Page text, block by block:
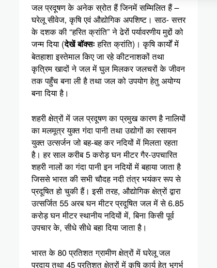
जल प्रदूषण के अनेक स्रोत हैं जिनमें सम्मिलित हैं –
घरेलू सीवेज, कृषि एवं औद्योगिक अपशिष्ट। साठ- सत्तर
के दशक की “हरित क्रांति” ने ढेरों पर्यावरणीय मुद्दों को
जन्म दिया (देखें बॉक्सःहरित क्रांति)। कृषि कार्यों में
बेतहाशा इस्तेमाल किए जा रहे कीटनाशकों तथा
कृत्रिम खादों ने जल में घुल मिलकर जलचरों के जीवन
तक पहुँच बना ली है तथा जल को उपयोग हेतु अयोग्य
बना दिया है।
शहरी क्षेत्रों में जल प्रदूषण का प्रमुख कारण है नालियों
का मलमूत्र युक्त गंदा पानी तथा उद्योगों का रसायन
युक्त उत्सर्जन जो बह-बह कर नदियों में मिलता रहता
है। हर साल करीब 5 करोड़ घन मीटर गैर-उपचारित
शहरी नालों का गंदा पानी इन नदियों में बहाया जाता है
जिससे भारत की सभी चौदह नदी तंत्र भयंकर रूप से
प्रदूषित हो चुकी हैं। इसी तरह, औद्योगिक क्षेत्रों द्वारा
उत्सर्जित 55 अरब घन मीटर प्रदूषित जल में से 6.85
करोड़ घन मीटर स्थानीय नदियों में, बिना किसी पूर्व
उपचार के, सीधे सीधे बहा दिया जाता है।
भारत के 80 प्रतिशत ग्रामीण क्षेत्रों में घरेलू जल
प्रदाय तथा 45 प्रतिशत क्षेत्रों में कृषि कार्य हेतु भूगर्भ